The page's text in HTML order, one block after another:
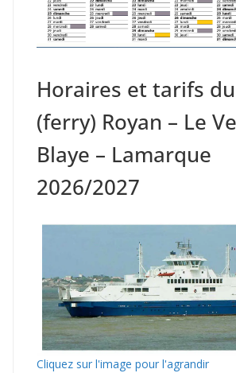
Horaires et tarifs
(ferry) Royan – Le
Blaye – Lamarque
2026/2027
Cliquez sur l'image pour l'agrandir